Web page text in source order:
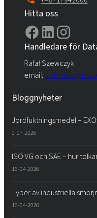
Hitta oss
Handledare för
Rafał Szewczyk
email:
Bloggnyheter
Jordfuktningsmedel –
9-07-2026
ISO VG och SAE – hur
16-04-2026
Typer av industriella
16-04-2026